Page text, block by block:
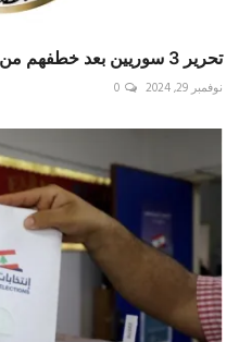
تحرير 3 سوريين بعد خطفهم من قبل عصابة
نوفمبر 29, 2024 0